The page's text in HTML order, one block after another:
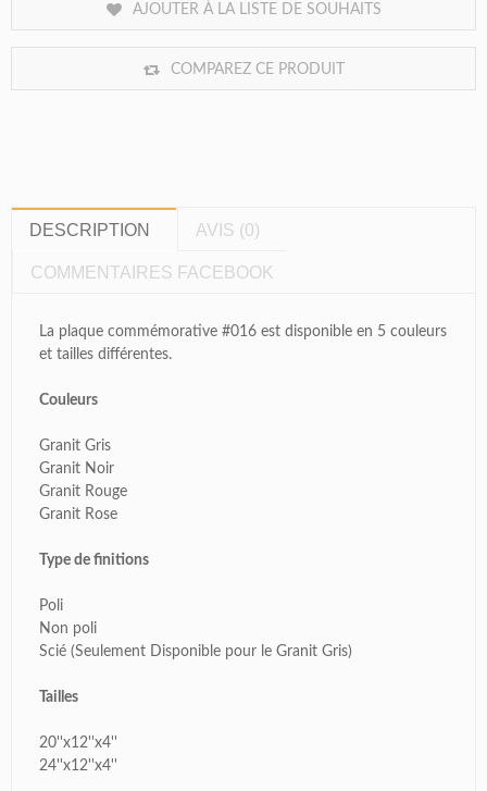
AJOUTER À LA LISTE DE SOUHAITS
COMPAREZ CE PRODUIT
DESCRIPTION AVIS (0)
COMMENTAIRES FACEBOOK
La plaque commémorative #016 est disponible en 5 couleurs
et tailles différentes.
Couleurs
Granit Gris
Granit Noir
Granit Rouge
Granit Rose
Type de finitions
Poli
Non poli
Scié (Seulement Disponible pour le Granit Gris)
Tailles
20''x12''x4''
24''x12''x4''